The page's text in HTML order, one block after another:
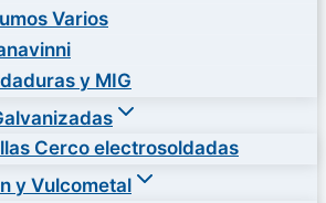
Varios
y MIG
Cerco electrosoldadas
y Vulcometal